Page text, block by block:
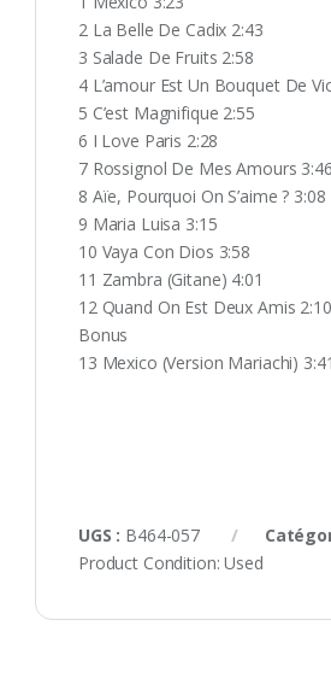
2 La Belle De Cadix 2:43
3 Salade De Fruits 2:58
4 L’amour Est Un Bouquet De
5 C’est Magnifique 2:55
6 I Love Paris 2:28
7 Rossignol De Mes Amours 3:46
8 Aïe, Pourquoi On S’aime ? 3:08
9 Maria Luisa 3:15
10 Vaya Con Dios 3:58
11 Zambra (Gitane) 4:01
12 Quand On Est Deux Amis 2:10
Bonus
13 Mexico (Version Mariachi) 3:41
UGS : B464-057
Product Condition:Used